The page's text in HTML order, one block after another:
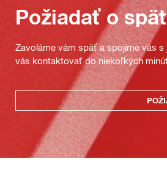
Požiadať o
Zavoláme vám späť a spojíme vás
vás kontaktovať do niekoľkých